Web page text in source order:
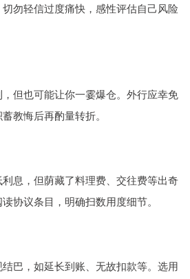
勿轻信过度痛快，感性评估自己风险
但也可能让你一霎爆仓。外行应幸免
教悔后再酌量转折。
息，但荫藏了料理费、交往费等出奇
协议条目，明确扫数用度细节。
巴，如延长到账、无故扣款等。选用